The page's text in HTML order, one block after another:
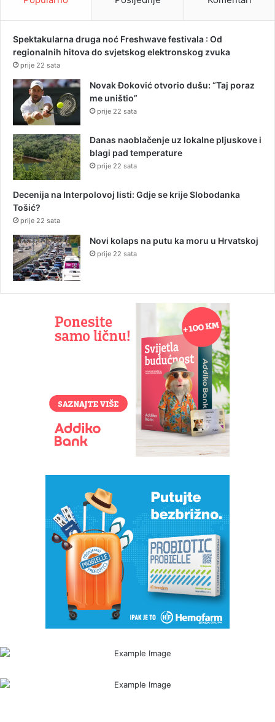
Spektakularna druga noć Freshwave festivala : Od
regionalnih hitova do svjetskog elektronskog zvuka
prije 22 sata
Novak Đoković otvorio dušu: “Taj poraz
me uništio”
prije 22 sata
Danas naoblačenje uz lokalne pljuskove i
blagi pad temperature
prije 22 sata
Decenija na Interpolovoj listi: Gdje se krije Slobodanka
Tošić?
prije 22 sata
Novi kolaps na putu ka moru u Hrvatskoj
prije 22 sata